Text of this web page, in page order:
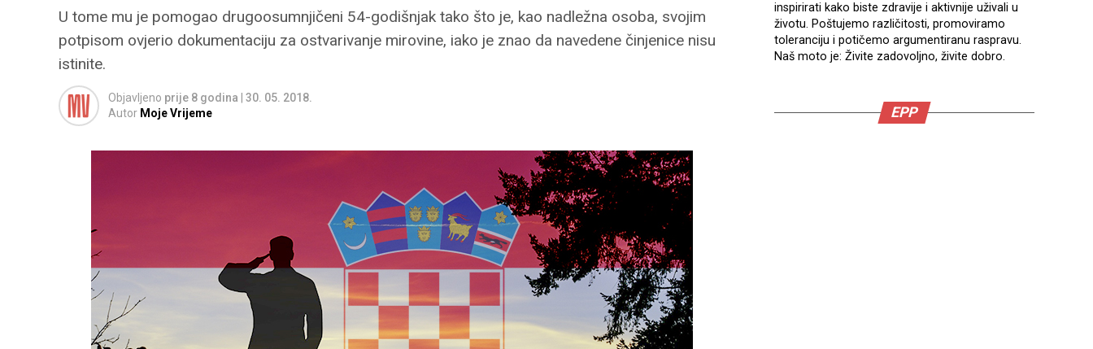
U tome mu je pomogao drugoosumnjičeni 54-godišnjak tako što je, kao nadležna osoba, svojim
potpisom ovjerio dokumentaciju za ostvarivanje mirovine, iako je znao da navedene činjenice nisu
istinite.
Objavljeno prije 8 godina
30. 05. 2018.
Autor Moje Vrijeme
inspirirati kako biste zdravije i aktivnije uživali u
životu. Poštujemo različitosti, promoviramo
toleranciju i potičemo argumentiranu raspravu.
Naš moto je: Živite zadovoljno, živite dobro.
EPP